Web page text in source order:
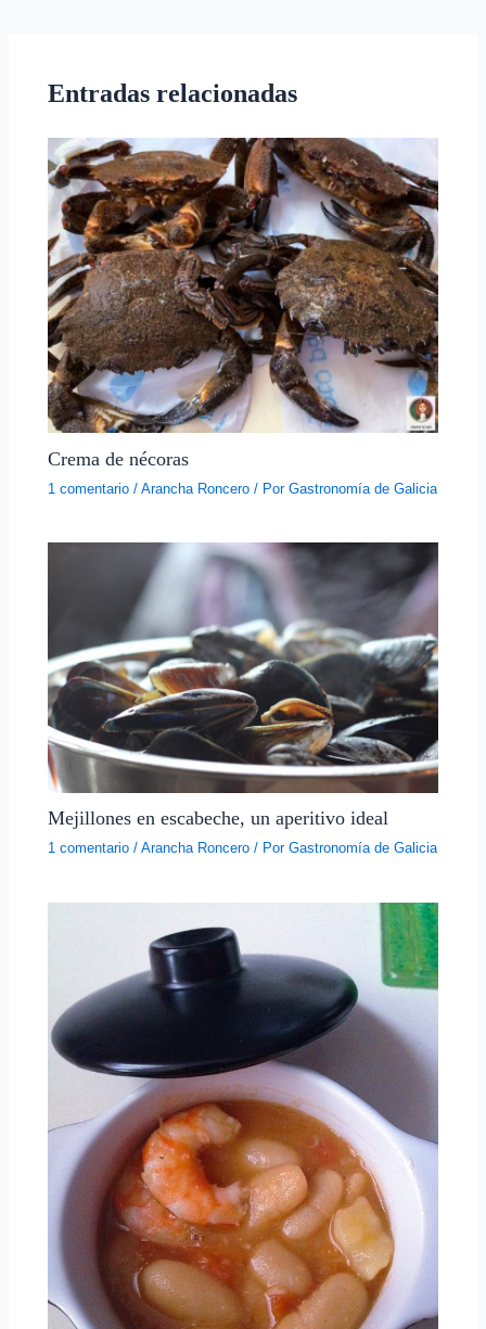
Entradas relacionadas
Crema de nécoras
1 comentario /Arancha Roncero / PorGastronomía de Galicia
Mejillones en escabeche, un aperitivo ideal
1 comentario /Arancha Roncero / PorGastronomía de Galicia